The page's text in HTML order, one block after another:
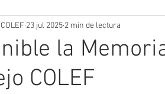
la
COLEF
23 jul 2025 2 min de lectura